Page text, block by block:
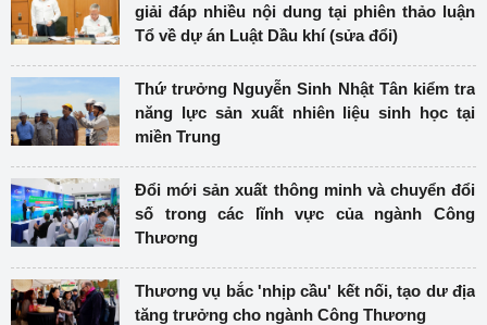
giải đáp nhiều nội dung tại phiên thảo luận
Tổ về dự án Luật Dầu khí (sửa đổi)
Thứ trưởng Nguyễn Sinh Nhật Tân kiểm tra
năng lực sản xuất nhiên liệu sinh học tại
miền Trung
Đổi mới sản xuất thông minh và chuyển đổi
số trong các lĩnh vực của ngành Công
Thương
Thương vụ bắc 'nhịp cầu' kết nối, tạo dư địa
tăng trưởng cho ngành Công Thương